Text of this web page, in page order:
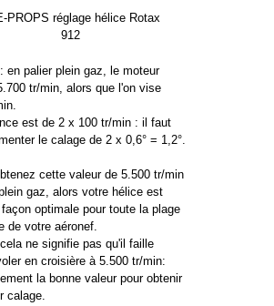
en palier plein gaz, le moteur
tr/min, alors que l'on vise
est de 2 x 100 tr/min : il faut
le calage de 2 x 0,6° = 1,2°.
cette valeur de 5.500 tr/min
gaz, alors votre hélice est
optimale pour toute la plage
de votre aéronef.
ne signifie pas qu'il faille
en croisière à 5.500 tr/min:
la bonne valeur pour obtenir
calage.